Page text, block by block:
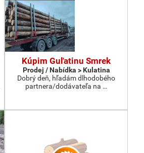
Kúpim Guľatinu Smrek
Prodej / Nabídka > Kulatina
Dobrý deň, hľadám dlhodobého
partnera/dodávateľa na …